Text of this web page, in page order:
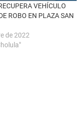
VEHÍCULO
ROBO EN PLAZA SAN
de 2022